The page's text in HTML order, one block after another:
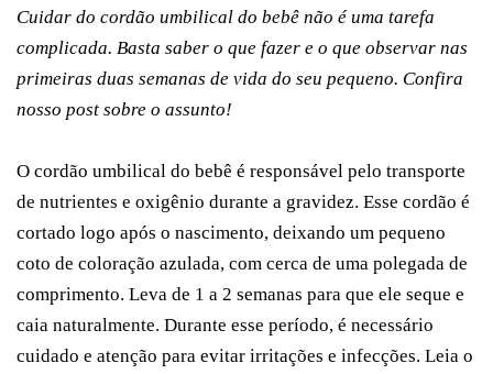
Cuidar do cordão umbilical do bebê não é uma tarefa
complicada. Basta saber o que fazer e o que observar nas
primeiras duas semanas de vida do seu pequeno. Confira
nosso post sobre o assunto!
O cordão umbilical do bebê é responsável pelo transporte
de nutrientes e oxigênio durante a gravidez. Esse cordão é
cortado logo após o nascimento, deixando um pequeno
coto de coloração azulada, com cerca de uma polegada de
comprimento. Leva de 1 a 2 semanas para que ele seque e
caia naturalmente. Durante esse período, é necessário
cuidado e atenção para evitar irritações e infecções. Leia o